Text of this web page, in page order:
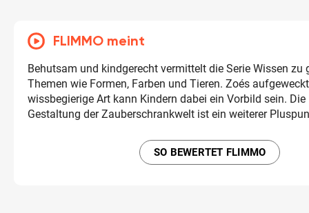
FLIMMO meint
Behutsam und kindgerecht vermittelt die Serie Wissen zu
Themen wie Formen, Farben und Tieren. Zoés
wissbegierige Art kann Kindern dabei ein Vorbild sein. Die
Gestaltung der Zauberschrankwelt ist ein weiterer
SO BEWERTET FLIMMO